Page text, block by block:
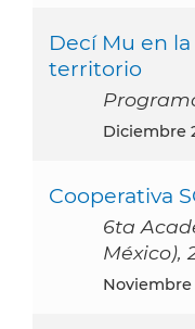
Decí Mu en
territorio
diciembre
Cooperativa
6ta
México),
noviembre